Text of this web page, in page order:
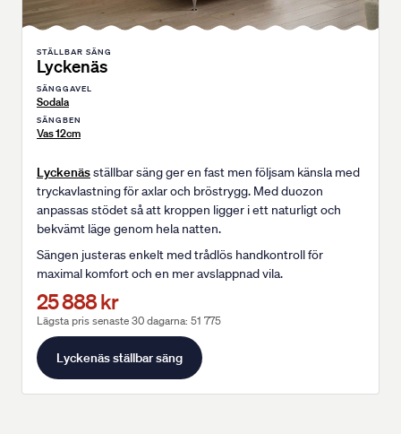
STÄLLBAR SÄNG
Lyckenäs
SÄNGGAVEL
Sodala
SÄNGBEN
Vas 12cm
Lyckenäsställbar säng ger en fast men följsam känsla med
tryckavlastning för axlar och bröstrygg. Med duozon
anpassas stödet så att kroppen ligger i ett naturligt och
bekvämt läge genom hela natten.
Sängen justeras enkelt med trådlös handkontroll för
maximal komfort och en mer avslappnad vila.
25 888 kr
Lägsta pris senaste 30 dagarna: 51 775
Lyckenäs ställbar säng